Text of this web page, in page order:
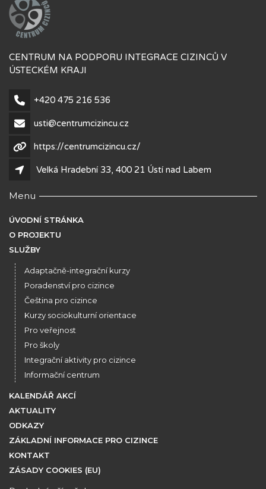
CENTRUM NA PODPORU INTEGRACE CIZINCŮ V
ÚSTECKÉM KRAJI
+420 475 216 536
usti@centrumcizincu.cz
https://centrumcizincu.cz/
Velká Hradební 33, 400 21 Ústí nad Labem
Menu
ÚVODNÍ STRÁNKA
O PROJEKTU
SLUŽBY
Adaptačně-integrační kurzy
Poradenství pro cizince
Čeština pro cizince
Kurzy sociokulturní orientace
Pro veřejnost
Pro školy
Integrační aktivity pro cizince
Informační centrum
KALENDÁŘ AKCÍ
AKTUALITY
ODKAZY
ZÁKLADNÍ INFORMACE PRO CIZINCE
KONTAKT
ZÁSADY COOKIES (EU)